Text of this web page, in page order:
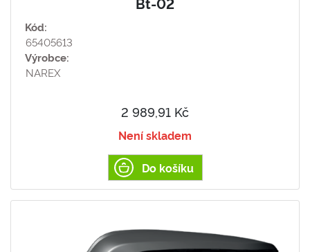
Kód:
65405613
Výrobce:
NAREX
2 989,91 Kč
Není skladem
Do košíku